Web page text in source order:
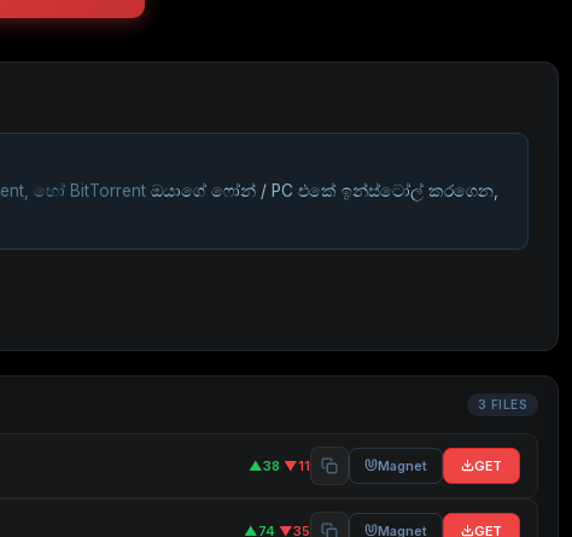
හෝ BitTorrentඔයාගේ ෆෝන් / PC එකේ ඉන්ස්ටෝල් කරගෙන,
3 FILES
▲38·▼11 Magnet GET
▲74·▼35 Magnet GET